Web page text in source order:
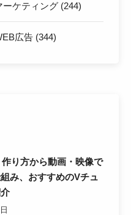
ーケティング (244)
広告 (344)
り方から動画・映像で
み、おすすめのVチュ